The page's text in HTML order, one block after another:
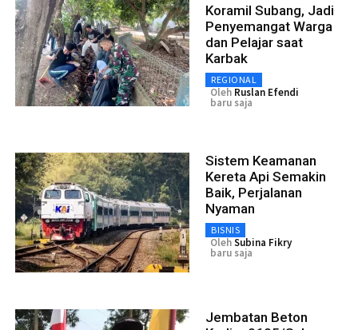
Koramil Subang, Jadi
Penyemangat Warga
dan Pelajar saat
Karbak
REGIONAL
Oleh Ruslan Efendi
baru saja
Sistem Keamanan
Kereta Api Semakin
Baik, Perjalanan
Nyaman
BISNIS
OlehSubina Fikry
baru saja
Jembatan Beton